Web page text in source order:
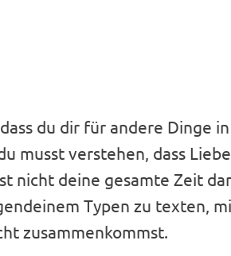
du dir für andere Dinge
musst verstehen, dass
nicht deine gesamte Zeit
Typen zu texten,
zusammenkommst.